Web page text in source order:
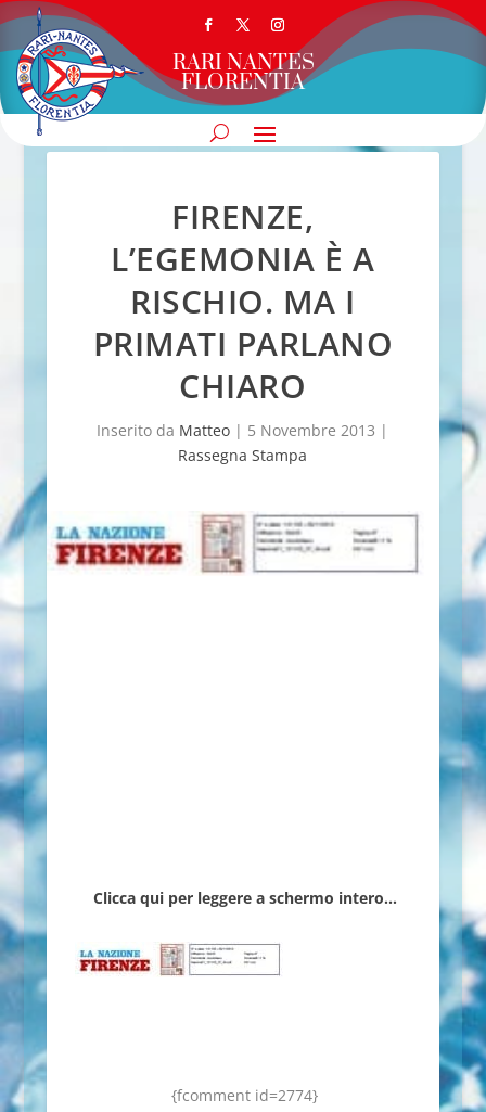
RARI NANTES
FLORENTIA
FIRENZE,
L’EGEMONIA È A
RISCHIO. MA I
PRIMATI PARLANO
CHIARO
Inserito da Matteo | 5 Novembre 2013 |
Rassegna Stampa
Clicca qui per leggere a schermo intero…
{fcomment id=2774}